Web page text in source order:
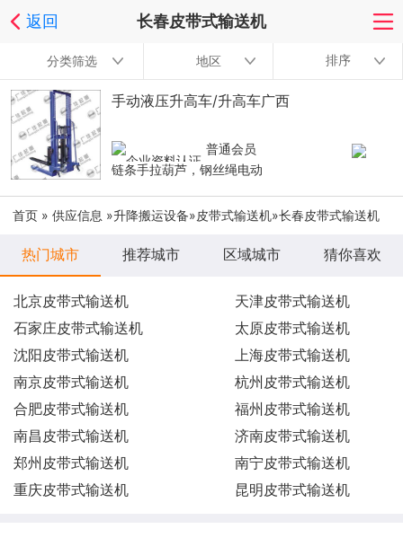
返回 长春皮带式输送机
分类筛选 地区 排序
手动液压升高车/升高车广西
普通会员
链条手拉葫芦，钢丝绳电动
首页 » 供应信息 »升降搬运设备»皮带式输送机»长春皮带式输送机
热门城市 推荐城市 区域城市 猜你喜欢
北京皮带式输送机
天津皮带式输送机
石家庄皮带式输送机
太原皮带式输送机
沈阳皮带式输送机
上海皮带式输送机
南京皮带式输送机
杭州皮带式输送机
合肥皮带式输送机
福州皮带式输送机
南昌皮带式输送机
济南皮带式输送机
郑州皮带式输送机
南宁皮带式输送机
重庆皮带式输送机
昆明皮带式输送机